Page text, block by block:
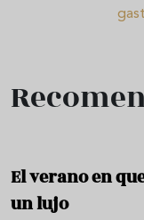
El verano en
un lujo